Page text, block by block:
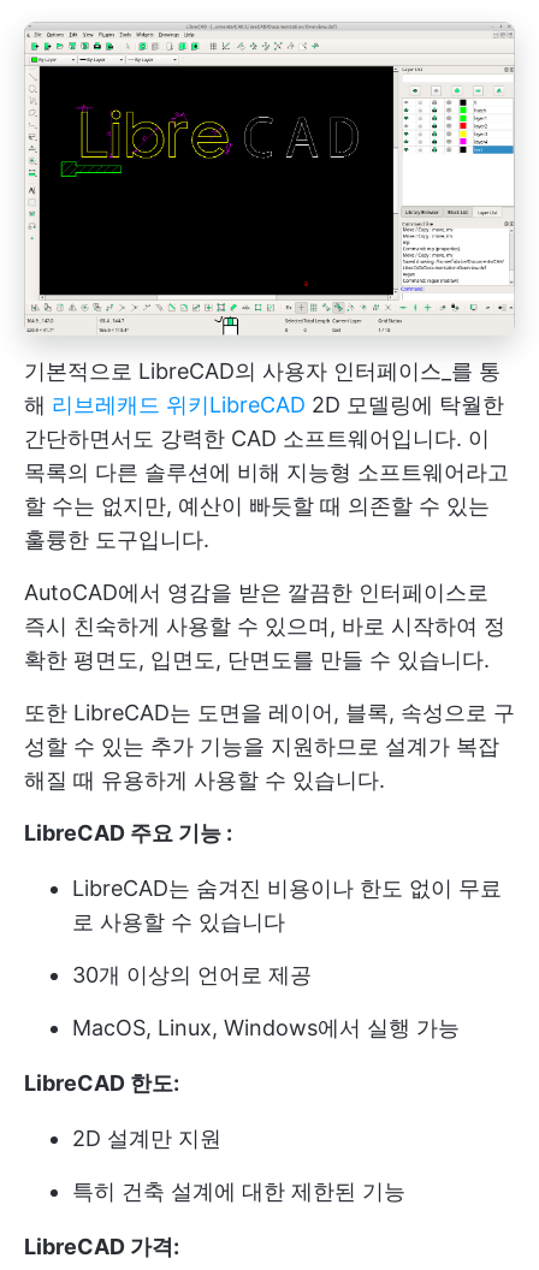
기본적으로 LibreCAD의 사용자 인터페이스_를 통
해 리브레캐드 위키LibreCAD 2D 모델링에 탁월한
간단하면서도 강력한 CAD 소프트웨어입니다. 이
목록의 다른 솔루션에 비해 지능형 소프트웨어라고
할 수는 없지만, 예산이 빠듯할 때 의존할 수 있는
훌륭한 도구입니다.
AutoCAD에서 영감을 받은 깔끔한 인터페이스로
즉시 친숙하게 사용할 수 있으며, 바로 시작하여 정
확한 평면도, 입면도, 단면도를 만들 수 있습니다.
또한 LibreCAD는 도면을 레이어, 블록, 속성으로 구
성할 수 있는 추가 기능을 지원하므로 설계가 복잡
해질 때 유용하게 사용할 수 있습니다.
LibreCAD 주요 기능 :
LibreCAD는 숨겨진 비용이나 한도 없이 무료
로 사용할 수 있습니다
30개 이상의 언어로 제공
MacOS, Linux, Windows에서 실행 가능
LibreCAD 한도:
2D 설계만 지원
특히 건축 설계에 대한 제한된 기능
LibreCAD 가격: